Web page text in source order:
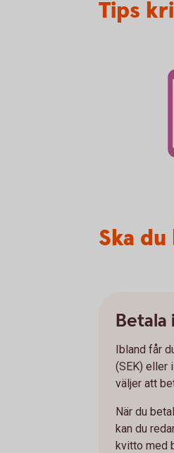
Tips
Ska
Betala
Ibland får
(SEK) eller
väljer att
När du
kan du
kvitto med